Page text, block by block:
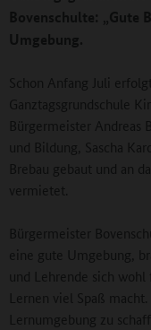
Bovenschulte: „Gute
Umgebung.
Schon Anfang Juli
Ganztagsgrundschule
Bürgermeister Andreas
und Bildung, Sascha
Brebau gebaut und an
vermietet.
Bürgermeister
eine gute Umgebung,
und Lehrende sich
Lernen viel Spaß
Lernumgebung zu